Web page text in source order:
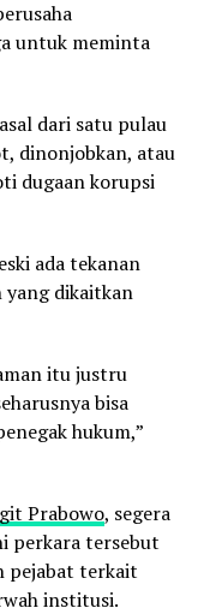
untuk meminta
dari satu pulau
dinonjobkan, atau
dugaan korupsi
ada tekanan
yang dikaitkan
itu justru
bisa
hukum,”
Prabowo, segera
perkara tersebut
pejabat terkait
institusi.